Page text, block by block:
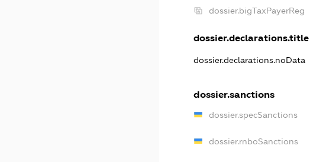
dossier.bigTaxPayerReg
dossier.declarations.title
dossier.declarations.noData
dossier.sanctions
dossier.specSanctions
dossier.rnboSanctions